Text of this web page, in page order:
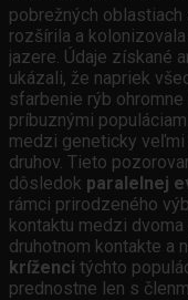
pobrežných oblastiach
rozšírila a
jazere. Údaje získané
ukázali, že napriek
sfarbenie rýb
príbuznými
medzi geneticky
druhov. Tieto
dôsledok paralelnej
rámci prirodzeného
kontaktu medzi
druhotnom kontakte a
kríženci týchto
prednostne len s